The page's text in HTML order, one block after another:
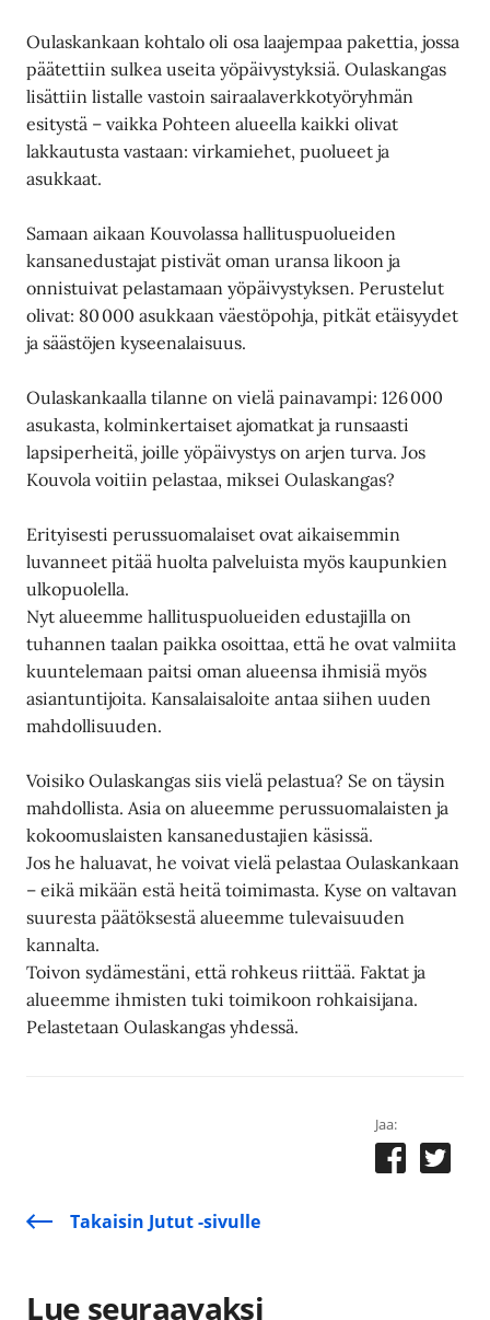
Oulaskankaan kohtalo oli osa laajempaa pakettia, jossa
päätettiin sulkea useita yöpäivystyksiä. Oulaskangas
lisättiin listalle vastoin sairaalaverkkotyöryhmän
esitystä – vaikka Pohteen alueella kaikki olivat
lakkautusta vastaan: virkamiehet, puolueet ja
asukkaat.
Samaan aikaan Kouvolassa hallituspuolueiden
kansanedustajat pistivät oman uransa likoon ja
onnistuivat pelastamaan yöpäivystyksen. Perustelut
olivat: 80 000 asukkaan väestöpohja, pitkät etäisyydet
ja säästöjen kyseenalaisuus.
Oulaskankaalla tilanne on vielä painavampi: 126 000
asukasta, kolminkertaiset ajomatkat ja runsaasti
lapsiperheitä, joille yöpäivystys on arjen turva. Jos
Kouvola voitiin pelastaa, miksei Oulaskangas?
Erityisesti perussuomalaiset ovat aikaisemmin
luvanneet pitää huolta palveluista myös kaupunkien
ulkopuolella.
Nyt alueemme hallituspuolueiden edustajilla on
tuhannen taalan paikka osoittaa, että he ovat valmiita
kuuntelemaan paitsi oman alueensa ihmisiä myös
asiantuntijoita. Kansalaisaloite antaa siihen uuden
mahdollisuuden.
Voisiko Oulaskangas siis vielä pelastua? Se on täysin
mahdollista. Asia on alueemme perussuomalaisten ja
kokoomuslaisten kansanedustajien käsissä.
Jos he haluavat, he voivat vielä pelastaa Oulaskankaan
– eikä mikään estä heitä toimimasta. Kyse on valtavan
suuresta päätöksestä alueemme tulevaisuuden
kannalta.
Toivon sydämestäni, että rohkeus riittää. Faktat ja
alueemme ihmisten tuki toimikoon rohkaisijana.
Pelastetaan Oulaskangas yhdessä.
Jaa:
Takaisin Jutut -sivulle
Lue seuraavaksi